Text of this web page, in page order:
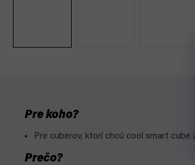
Pre koho?
Pre cuberov, ktorí chcú cool smart cube
Prečo?